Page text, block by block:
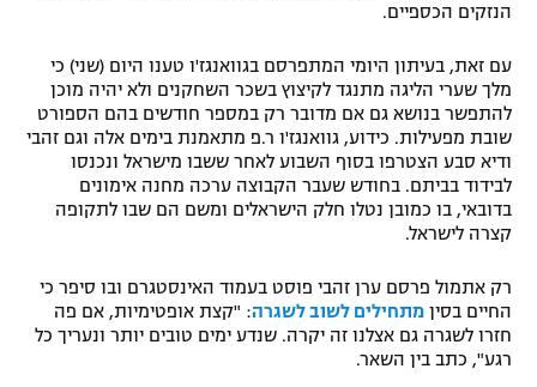
רשיון להקרנה פומבית לבית עסק
הצטרפות לחבילת הערוצים
לוח דרושים – ג'ובנט
המגזין
הנזקים הכספיים.
עם זאת, בעיתון היומי המתפרסם בגוואנגז'ו טענו היום (שני) כי
מלך שערי הליגה מתנגד לקיצוץ בשכר השחקנים ולא יהיה מוכן
להתפשר בנושא גם אם מדובר רק במספר חודשים בהם הספורט
שובת מפעילות. כידוע, גוואנגז'ו ר.פ מתאמנת בימים אלה וגם זהבי
ודיא סבע הצטרפו בסוף השבוע לאחר ששבו מישראל ונכנסו
לבידוד בביתם. בחודש שעבר הקבוצה ערכה מחנה אימונים
בדובאי, בו כמובן נטלו חלק הישראלים ומשם הם שבו לתקופה
קצרה לישראל.
רק אתמול פרסם ערן זהבי פוסט בעמוד האינסטגרם ובו סיפר כי
החיים בסין מתחילים לשוב לשגרה: "קצת אופטימיות, אם פה
חזרו לשגרה גם אצלנו זה יקרה. שנדע ימים טובים יותר ונעריך כל
רגע", כתב בין השאר.